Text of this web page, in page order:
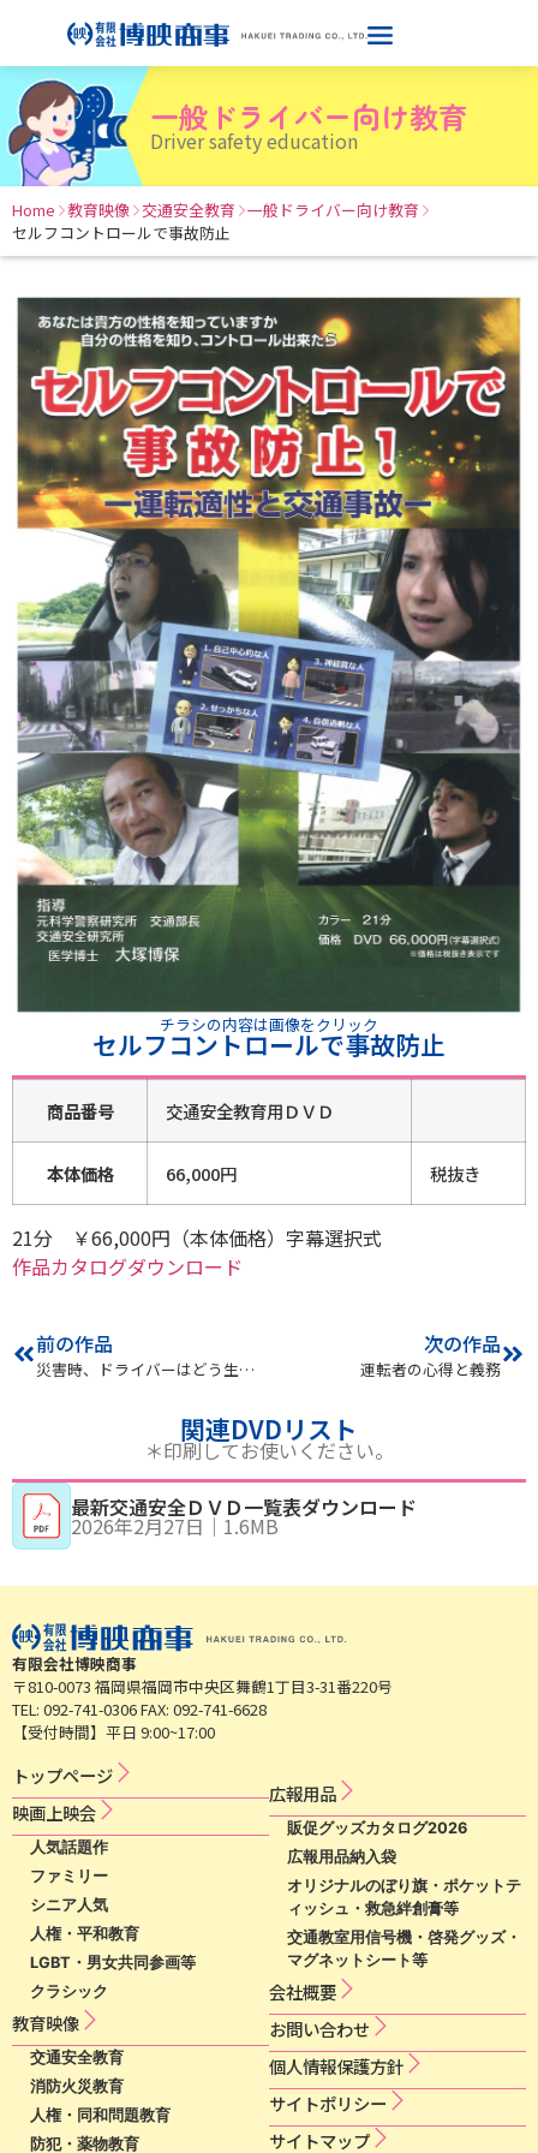
一般ドライバー向け教育
Driver safety education
Home 教育映像 交通安全教育 一般ドライバー向け教育
セルフコントロールで事故防止
チラシの内容は画像をクリック
セルフコントロールで事故防止
商品番号 交通安全教育用ＤＶＤ
本体価格 66,000円 税抜き
21分 ￥66,000円（本体価格）字幕選択式
作品カタログダウンロード
前の作品
災害時、ドライバーはどう生き残るか
次の作品
運転者の心得と義務
関連DVDリスト
＊印刷してお使いください。
最新交通安全ＤＶＤ一覧表ダウンロード
2026年2月27日 ｜ 1.6MB
有限会社博映商事
〒810-0073 福岡県福岡市中央区舞鶴1丁目3-31番220号
TEL: 092-741-0306 FAX: 092-741-6628
【受付時間】平日 9:00~17:00
トップページ
映​画​上​映​会​​
人気話題作
ファミリー
シニア人気
人権・平和教育
LGBT・男女共同参画等
クラシック
教育映像
交通安全教育
消防火災教育
人権・同和問題教育
防犯・薬物教育
広​報​用​品​
販促グッズカタログ2026
広報用品納入袋
オリジナルのぼり旗・ポケットテ
ィッシュ・救急絆創膏等
交通教室用信号機・啓発グッズ・
マグネットシート等
会社概要
お問い合わせ
個​人​情​報​保​護​方​針​
サ​イ​ト​ポ​リ​シ​ー​
サイトマップ